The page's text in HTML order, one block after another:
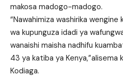
makosa madogo-madogo.
“Nawahimiza washirika
wa kupunguza idadi ya
wanaishi maisha nadhifu
43 ya katiba ya Kenya,”alisema
Kodiaga.